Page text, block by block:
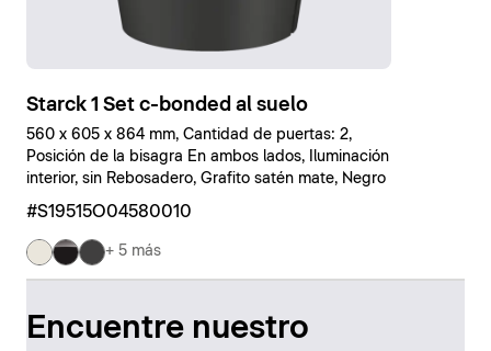
Starck 1 Set c-bonded al suelo
560 x 605 x 864 mm, Cantidad de puertas: 2,
Posición de la bisagra En ambos lados, Iluminación
interior, sin Rebosadero, Grafito satén mate, Negro
#S19515O04580010
+ 5 más
Encuentre nuestro